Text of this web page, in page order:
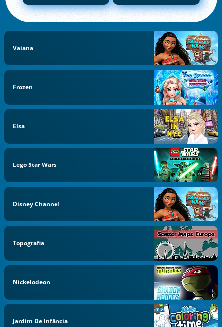
Vaiana
Frozen
Elsa
Lego Star Wars
Disney Channel
Topografia
Nickelodeon
Jardim De Infância